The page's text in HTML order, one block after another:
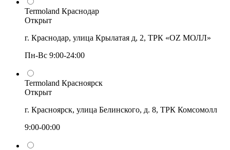
Termoland Краснодар
Открыт
г. Краснодар, улица Крылатая д, 2, ТРК «OZ МОЛЛ»
Пн-Вс 9:00-24:00
Termoland Красноярск
Открыт
г. Красноярск, улица Белинского, д. 8, ТРК Комсомолл
9:00-00:00